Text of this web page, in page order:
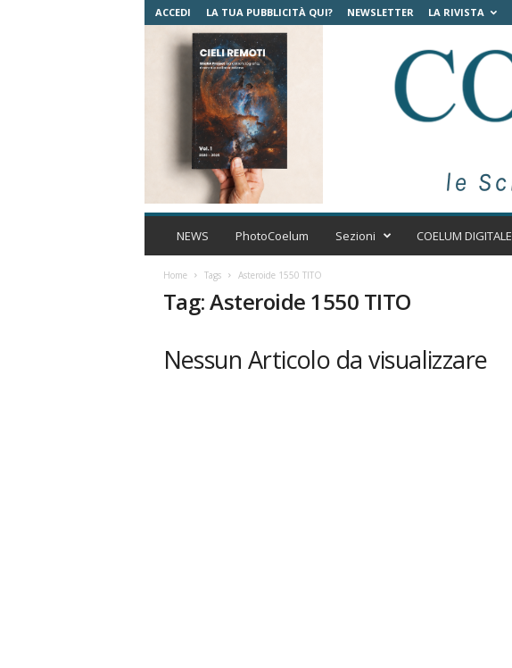
ACCEDI LA TUA PUBBLICITÀ QUI? NEWSLETTER LA RIVISTA
C
m
t
NEWS PhotoCoelum Sezioni COELUM DIGITALE
Home Tags Asteroide 1550 TITO
Tag: Asteroide 1550 TITO
Nessun Articolo da visualizzare